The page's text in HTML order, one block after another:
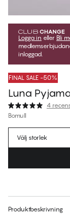
Logga in eller Bli
inloggad.
FINAL SALE -50%
Luna
4
Bomull
899,95 krOrdinarie
Ingen storlek
Välj storlek
Produktbeskrivning